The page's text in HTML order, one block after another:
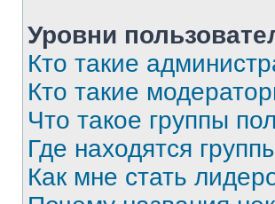
Уровни
Кто такие
Кто такие
Что такое группы
Где находятся
Как мне стать